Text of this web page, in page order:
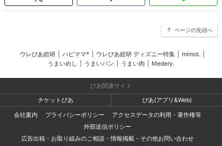
ページの先頭へ
ウレぴあ総研 ハピママ* ウレぴあ総研 ディズニー特集 mimot.
うまいめし
うまいパン うまい肉 Medery.
ぴあ関連サイト
チケットぴあ
ぴあ(アプリ&Web)
会社案内
プライバシーポリシー
アクセスデータの利用・著作権等
外部送信ポリシー
広告出稿・お取り組みのご相談・情報掲載・その他お問い合わせ